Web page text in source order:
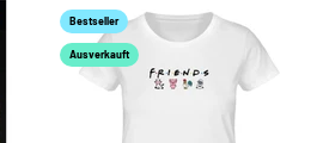
Bestseller
Ausverkauft